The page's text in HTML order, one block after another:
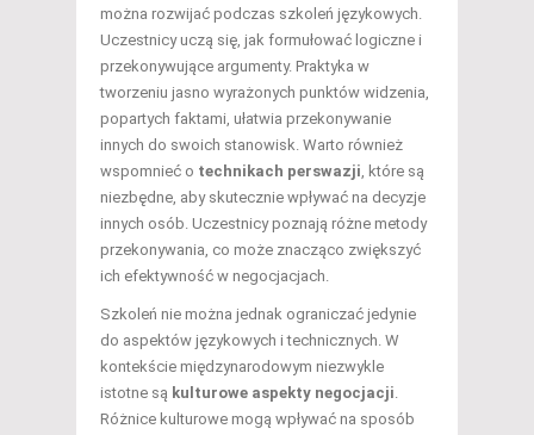
można rozwijać podczas szkoleń językowych.
Uczestnicy uczą się, jak formułować logiczne i
przekonywujące argumenty. Praktyka w
tworzeniu jasno wyrażonych punktów widzenia,
popartych faktami, ułatwia przekonywanie
innych do swoich stanowisk. Warto również
wspomnieć o technikach perswazji, które są
niezbędne, aby skutecznie wpływać na decyzje
innych osób. Uczestnicy poznają różne metody
przekonywania, co może znacząco zwiększyć
ich efektywność w negocjacjach.
Szkoleń nie można jednak ograniczać jedynie
do aspektów językowych i technicznych. W
kontekście międzynarodowym niezwykle
istotne są kulturowe aspekty negocjacji.
Różnice kulturowe mogą wpływać na sposób